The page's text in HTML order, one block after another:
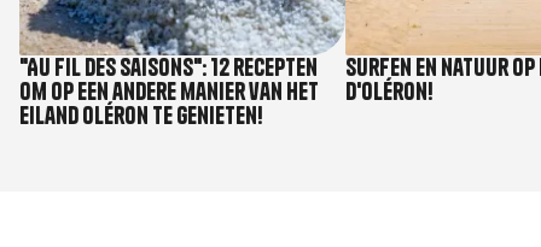
"Au fil des saisons": 12 recepten
om op een andere manier van het
eiland Oléron te genieten!
Surfen en natuur
d'Oléron!